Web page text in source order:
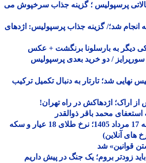
پرسپولیس ؛ گزینه جذاب سرخپوش می
19 ساله انجام شد؛/ گزینه جذاب پرسپولیس: اژدهای
به بارسلونا برنگشت + عکس
/ دو خرید بعدی پرسپولیس
شد؛ تارتار به دنبال تکمیل ترکیب
اژدهاکش در راه تهران!
محمد باقر ذوالقدر
قیمت طلا امروز شنبه 17 مرداد 1405؛ نرخ طلای 18 عیار و سکه
آنلاین)
شد
زودتر بروم؛ یک جنگ در پیش داریم